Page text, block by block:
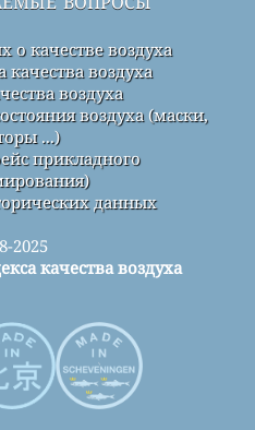
о качестве воздуха
качества воздуха
воздуха
воздуха (маски,
...)
прикладного
данных
2025
качества воздуха